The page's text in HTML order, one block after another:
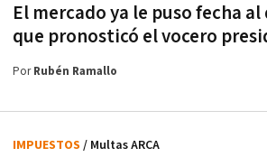
El mercado ya le puso fecha al
que pronosticó el vocero
PorRubén Ramallo
IMPUESTOS / Multas ARCA